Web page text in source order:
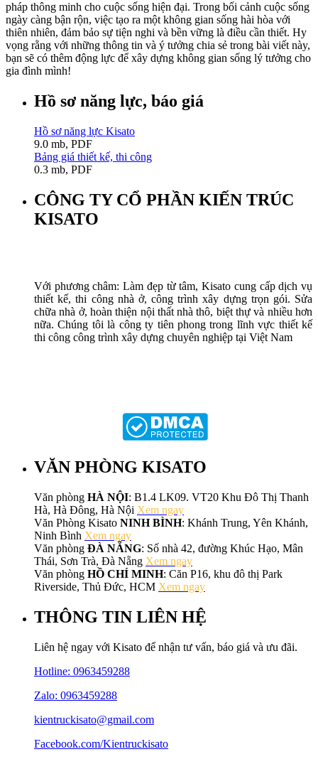
pháp thông minh cho cuộc sống hiện đại. Trong bối cảnh cuộc sống
ngày càng bận rộn, việc tạo ra một không gian sống hài hòa với
thiên nhiên, đảm bảo sự tiện nghi và bền vững là điều cần thiết. Hy
vọng rằng với những thông tin và ý tưởng chia sẻ trong bài viết này,
bạn sẽ có thêm động lực để xây dựng không gian sống lý tưởng cho
gia đình mình!
Hồ sơ năng lực, báo giá
Hồ sơ năng lực Kisato
9.0 mb, PDF
Bảng giá thiết kế, thi công
0.3 mb, PDF
CÔNG TY CỔ PHẦN KIẾN TRÚC
KISATO
Với phương châm: Làm đẹp từ tâm, Kisato cung cấp dịch vụ
thiết kế, thi công nhà ở, công trình xây dựng trọn gói. Sửa
chữa nhà ở, hoàn thiện nội thất nhà thô, biệt thự và nhiều hơn
nữa. Chúng tôi là công ty tiên phong trong lĩnh vực thiết kế
thi công công trình xây dựng chuyên nghiệp tại Việt Nam
VĂN PHÒNG KISATO
Văn phòng HÀ NỘI: B1.4 LK09. VT20 Khu Đô Thị Thanh
Hà, Hà Đông, Hà Nội Xem ngay
Văn Phòng Kisato NINH BÌNH: Khánh Trung, Yên Khánh,
Ninh Bình Xem ngay
Văn phòng ĐÀ NẴNG: Số nhà 42, đường Khúc Hạo, Mân
Thái, Sơn Trà, Đà Nẵng Xem ngay
Văn phòng HỒ CHÍ MINH: Căn P16, khu đô thị Park
Riverside, Thủ Đức, HCM Xem ngay
THÔNG TIN LIÊN HỆ
Liên hệ ngay với Kisato để nhận tư vấn, báo giá và ưu đãi.
Hotline: 0963459288
Zalo: 0963459288
kientruckisato@gmail.com
Facebook.com/Kientruckisato